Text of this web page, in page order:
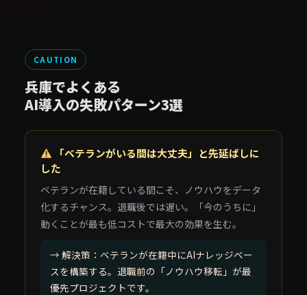
CAUTION
兵庫でよくある
AI導入の失敗パターン3選
「ベテランがいる間は大丈夫」と先延ばしに
した
ベテランが在籍している間こそ、ノウハウをデータ
化するチャンス。退職後では遅い。「今のうちに」
動くことが最も低コストで最大の効果を生む。
→ 解決策：ベテランが在籍中にAIナレッジベー
スを構築する。退職前の「ノウハウ移転」が最
優先プロジェクトです。